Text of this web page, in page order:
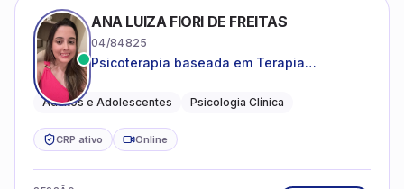
ANA LUIZA FIORI DE FREITAS
04/84825
Psicoterapia baseada em Terapia
Adultos e Adolescentes Psicologia Clínica
CRP ativo Online